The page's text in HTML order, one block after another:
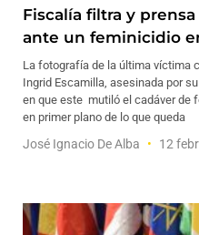
Fiscalía filtra y
ante un feminicidio
La fotografía de la última víctima
Ingrid Escamilla, asesinada por
en que este mutiló el cadáver de
en primer plano de lo que queda
José Ignacio De Alba 12